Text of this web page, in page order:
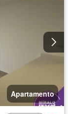
Apartamento